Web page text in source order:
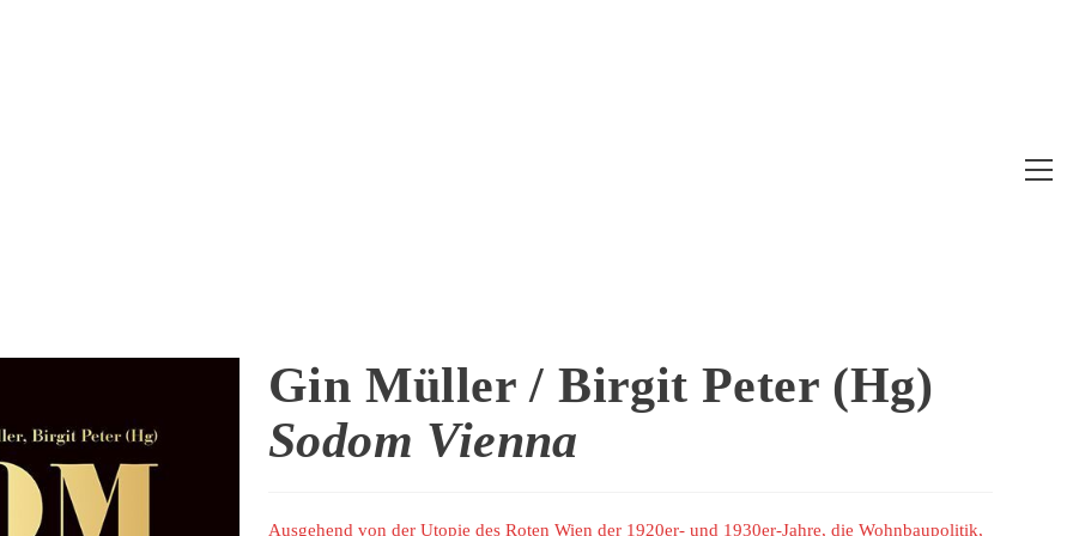
Gin Müller / Birgit Peter (Hg)
Sodom Vienna
Ausgehend von der Utopie des Roten Wien der 1920er- und 1930er-Jahre, die Wohnbaupolitik,